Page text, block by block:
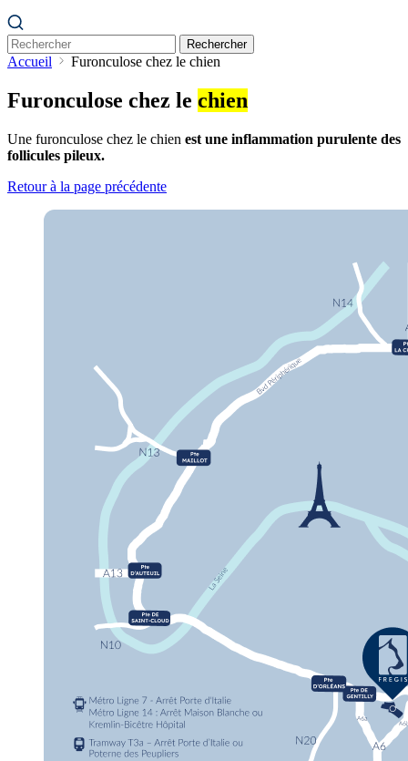
Rechercher
Accueil Furonculose chez le chien
Furonculose chez le chien
Une furonculose chez le chien est une inflammation purulente des
follicules pileux.
Retour à la page précédente